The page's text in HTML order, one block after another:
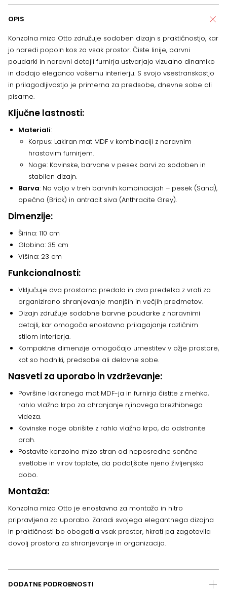
OPIS
Konzolna miza Otto združuje sodoben dizajn s praktičnostjo, kar
jo naredi popoln kos za vsak prostor. Čiste linije, barvni
poudarki in naravni detajli furnirja ustvarjajo vizualno dinamiko
in dodajo eleganco vašemu interierju. S svojo vsestranskostjo
in prilagodljivostjo je primerna za predsobe, dnevne sobe ali
pisarne.
Ključne lastnosti:
Materiali:
Korpus: Lakiran mat MDF v kombinaciji z naravnim
hrastovim furnirjem.
Noge: Kovinske, barvane v pesek barvi za sodoben in
stabilen dizajn.
Barva: Na voljo v treh barvnih kombinacijah – pesek (Sand),
opečna (Brick) in antracit siva (Anthracite Grey).
Dimenzije:
Širina: 110 cm
Globina: 35 cm
Višina: 23 cm
Funkcionalnosti:
Vključuje dva prostorna predala in dva predelka z vrati za
organizirano shranjevanje manjših in večjih predmetov.
Dizajn združuje sodobne barvne poudarke z naravnimi
detajli, kar omogoča enostavno prilagajanje različnim
stilom interierja.
Kompaktne dimenzije omogočajo umestitev v ožje prostore,
kot so hodniki, predsobe ali delovne sobe.
Nasveti za uporabo in vzdrževanje:
Površine lakiranega mat MDF-ja in furnirja čistite z mehko,
rahlo vlažno krpo za ohranjanje njihovega brezhibnega
videza.
Kovinske noge obrišite z rahlo vlažno krpo, da odstranite
prah.
Postavite konzolno mizo stran od neposredne sončne
svetlobe in virov toplote, da podaljšate njeno življenjsko
dobo.
Montaža:
Konzolna miza Otto je enostavna za montažo in hitro
pripravljena za uporabo. Zaradi svojega elegantnega dizajna
in praktičnosti bo obogatila vsak prostor, hkrati pa zagotovila
dovolj prostora za shranjevanje in organizacijo.
DODATNE PODROBNOSTI